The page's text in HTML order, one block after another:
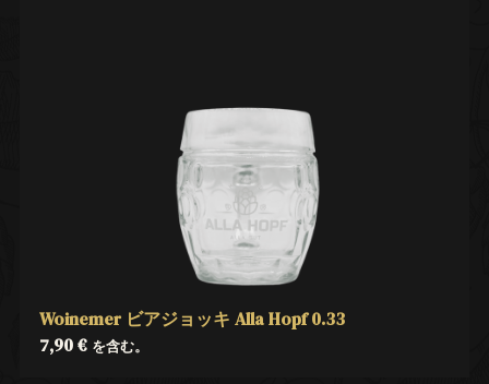
Woinemer ビアジョッキ Alla Hopf 0.33
7,90€ を含む。